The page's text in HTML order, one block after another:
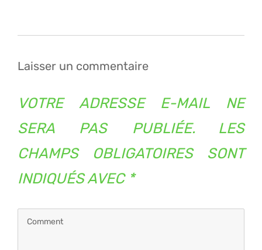
Laisser un commentaire
VOTRE ADRESSE E-MAIL NE
SERA PAS PUBLIÉE.
LES
CHAMPS OBLIGATOIRES SONT
INDIQUÉS AVEC *